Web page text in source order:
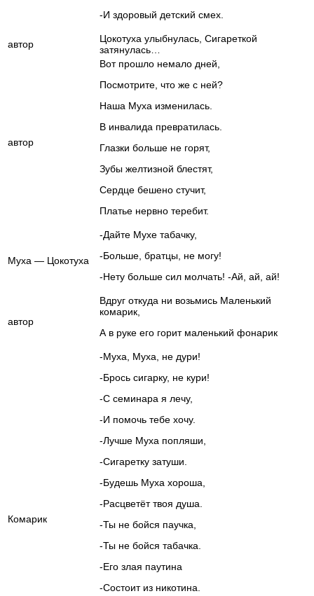
-И здоровый детский смех.
автор
Цокотуха улыбнулась, Сигареткой
затянулась…
автор
Вот прошло немало дней,
Посмотрите, что же с ней?
Наша Муха изменилась.
В инвалида превратилась.
Глазки больше не горят,
Зубы желтизной блестят,
Сердце бешено стучит,
Платье нервно теребит.
Муха — Цокотуха
-Дайте Мухе табачку,
-Больше, братцы, не могу!
-Нету больше сил молчать! -Ай, ай, ай!
автор
Вдруг откуда ни возьмись Маленький
комарик,
А в руке его горит маленький фонарик
Комарик
-Муха, Муха, не дури!
-Брось сигарку, не кури!
-С семинара я лечу,
-И помочь тебе хочу.
-Лучше Муха попляши,
-Сигаретку затуши.
-Будешь Муха хороша,
-Расцветёт твоя душа.
-Ты не бойся паучка,
-Ты не бойся табачка.
-Его злая паутина
-Состоит из никотина.